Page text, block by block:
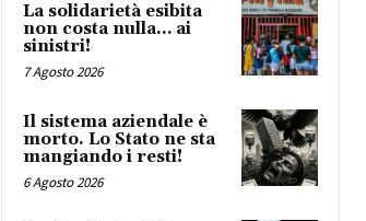
La solidarietà esibita
non costa nulla… ai
sinistri!
7 Agosto 2026
Il sistema aziendale è
morto. Lo Stato ne sta
mangiando i resti!
6 Agosto 2026